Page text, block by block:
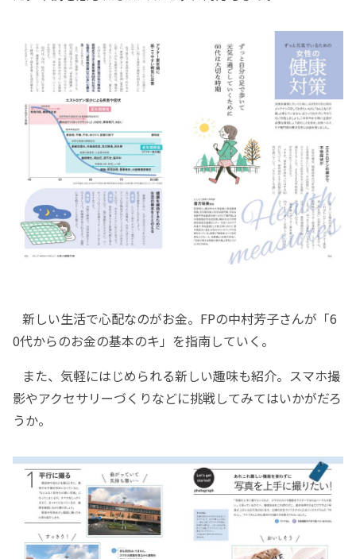
新しい生活で心配なのがお金。FPの中村芳子さんが「6
0代からのお金の基本のキ」を指南していく。
また、気軽にはじめられる新しい趣味も紹介。スマホ撮
影やアクセサリーづくりなどに挑戦してみてはいかがだろ
うか。